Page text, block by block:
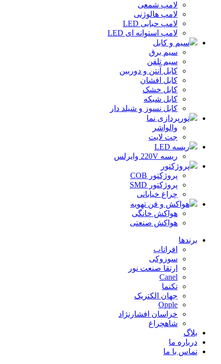
لامپ شمعی
لامپ هالوژنی
لامپ حبابی LED
لامپ استوانه ای LED
سیم و کابل
سیم برق
سیم تلفن
کابل آنتن و دوربین
کابل افشان
کابل خشک
کابل شبکه
کابل نسوز و شیلد دار
نورپردازی نما
والواشر
جت لایت
ریسه LED
ریسه 220V وایرلس
پروژکتور
پروژکتور COB
پروژکتور SMD
چراغ خیابانی
هواکش و فن تهویه
هواکش خانگی
هواکش صنعتی
برندها
افراتاب
سوزوکی
ارتقا صنعت نور
Canel
تکنما
جهان الکتریک
Opple
خراسان افشارنژاد
شاهچراغ
بلاگ
درباره ما
تماس با ما